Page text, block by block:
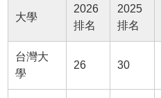
大學
2026
排名
2025
排名
台灣大
學
26 30